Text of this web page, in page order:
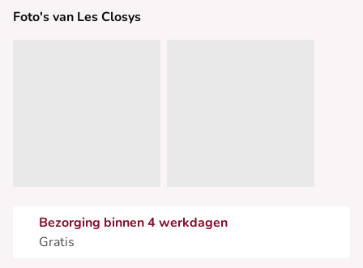
Foto's van Les Closys
Bezorging binnen 4 werkdagen
Gratis